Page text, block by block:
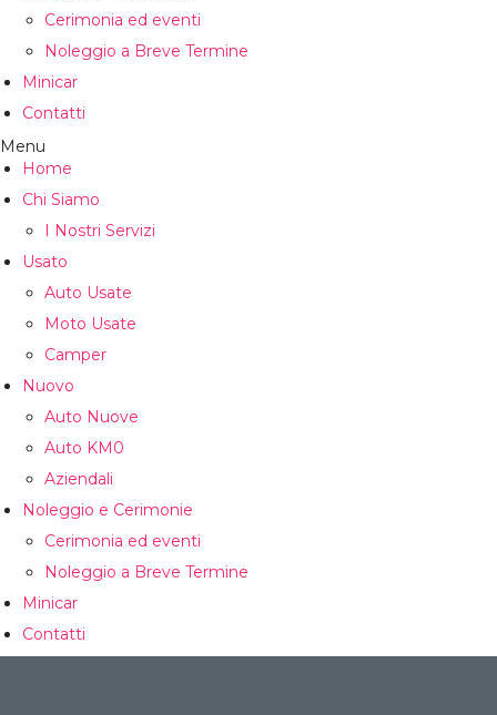
Cerimonia ed eventi
Noleggio a Breve Termine
Minicar
Contatti
Menu
Home
Chi Siamo
I Nostri Servizi
Usato
Auto Usate
Moto Usate
Camper
Nuovo
Auto Nuove
Auto KM0
Aziendali
Noleggio e Cerimonie
Cerimonia ed eventi
Noleggio a Breve Termine
Minicar
Contatti